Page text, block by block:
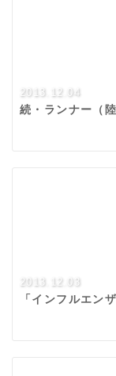
2013.12.04
続・ランナー（
2013.12.03
「インフルエン